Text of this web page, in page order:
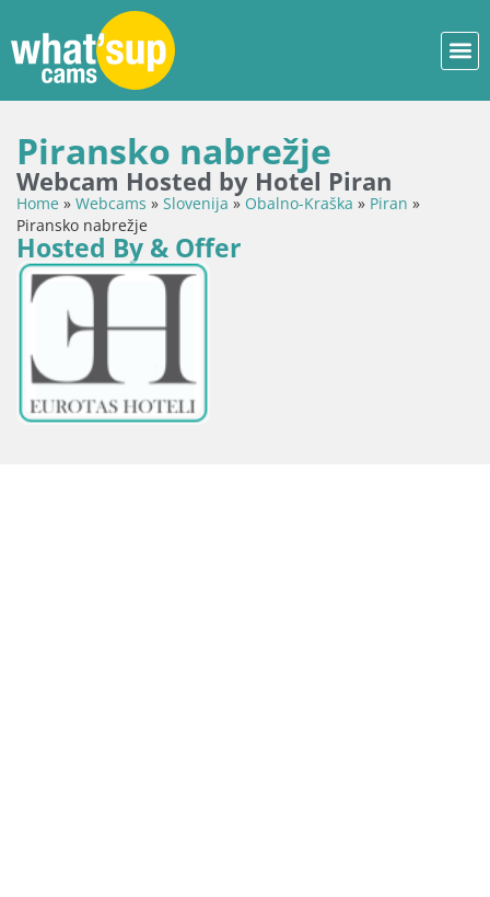
Piransko nabrežje
Webcam Hosted by Hotel Piran
Home » Webcams » Slovenija » Obalno-Kraška » Piran »
Piransko nabrežje
Hosted By & Offer